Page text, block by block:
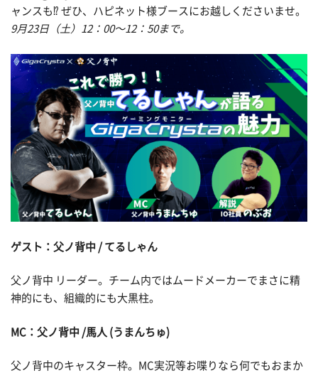
ャンスも⁉ ぜひ、ハピネット様ブースにお越しくださいませ。
9月23日（土）12：00～12：50まで。
ゲスト：父ノ背中 / てるしゃん
父ノ背中 リーダー。チーム内ではムードメーカーでまさに精
神的にも、組織的にも大黒柱。
MC：父ノ背中 /馬人 (うまんちゅ)
父ノ背中のキャスター枠。MC実況等お喋りなら何でもおまか